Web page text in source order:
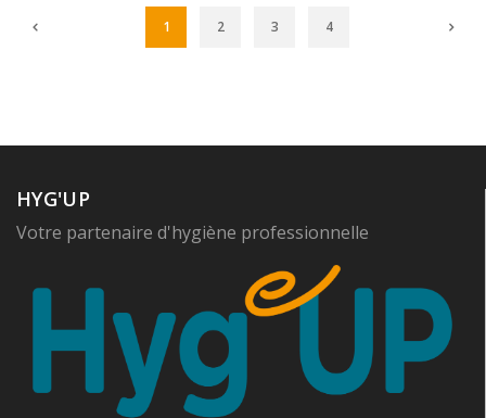
1 2 3 4
HYG'UP
Votre partenaire d'hygiène professionnelle